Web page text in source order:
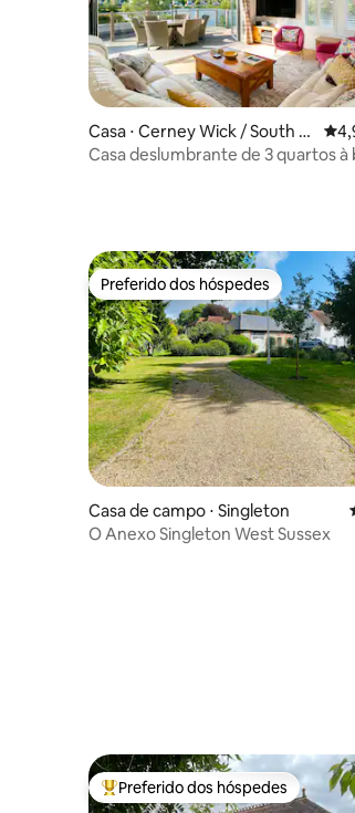
Casa ⋅ Cerney Wick / South C
erney
Casa deslumbrante de 3 quartos à
Preferido dos hóspedes
Preferido dos hóspedes
Casa de campo ⋅ Singleton
O Anexo Singleton West Sussex
Entre os melhores preferidos dos
Preferido dos hóspedes